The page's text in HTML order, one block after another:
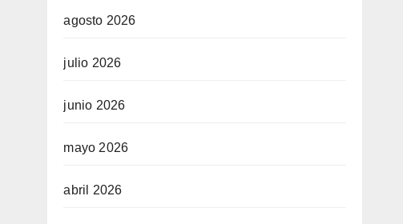
agosto 2026
julio 2026
junio 2026
mayo 2026
abril 2026